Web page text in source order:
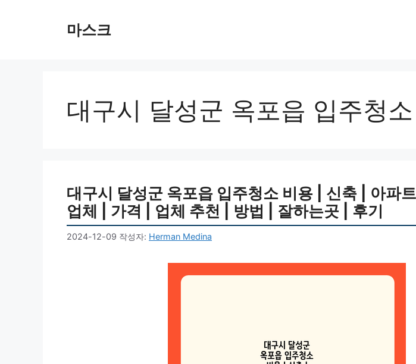
마스크
대구시 달성군 옥포읍 입주청
대구시 달성군 옥포읍 입주청소 비용 | 신축 | 아파
업체 | 가격 | 업체 추천 | 방법 | 잘하는곳 | 후기
2024-12-09 작성자: Herman Medina